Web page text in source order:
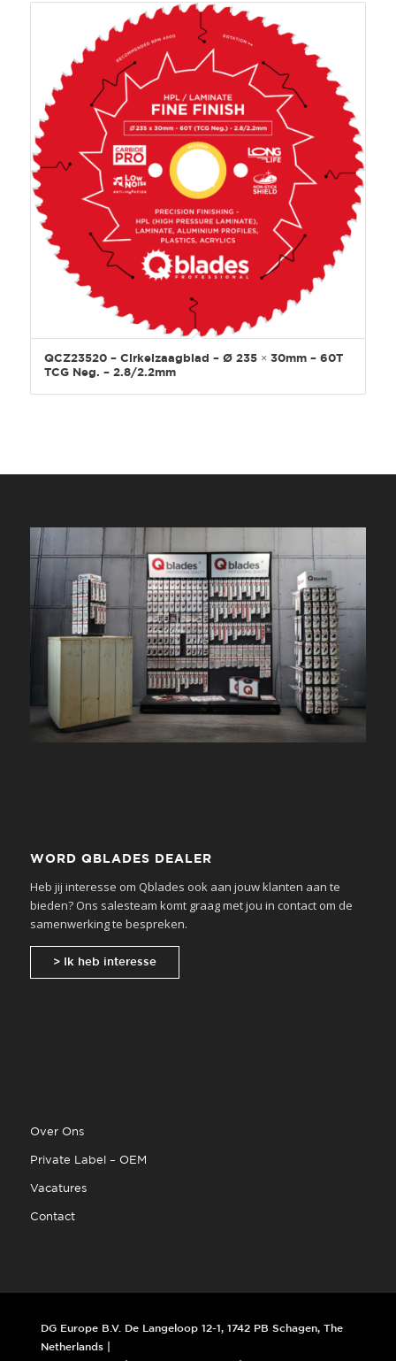
QCZ23520 – Cirkelzaagblad – Ø 235 × 30mm – 60T
TCG Neg. – 2.8/2.2mm
WORD QBLADES DEALER
Heb jij interesse om Qblades ook aan jouw klanten aan te
bieden? Ons salesteam komt graag met jou in contact om de
samenwerking te bespreken.
> Ik heb interesse
Over Ons
Private Label – OEM
Vacatures
Contact
DG Europe B.V. De Langeloop 12-1, 1742 PB Schagen, The
Netherlands |